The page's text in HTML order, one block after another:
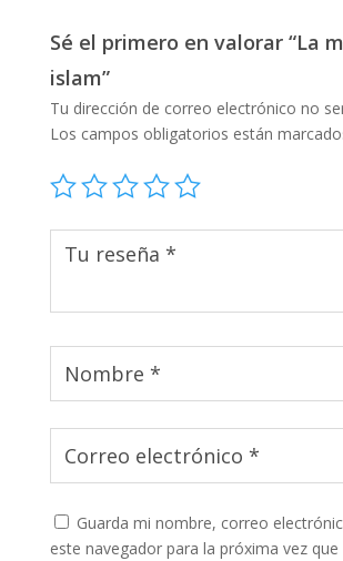
Sé el primero en valorar “La
islam”
Tu dirección de correo electrónico no
Los campos obligatorios están
Guarda mi nombre, correo
este navegador para la próxima vez